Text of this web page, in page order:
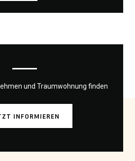
und Traumwohnung finden
INFORMIEREN